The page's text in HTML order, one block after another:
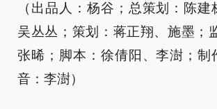
（出品人：杨谷；总策划：陈建
吴丛丛；策划：蒋正翔、施墨；
张晞；脚本：徐倩阳、李澍；制
音：李澍）